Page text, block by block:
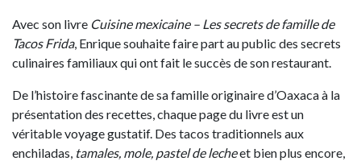
Avec son livre Cuisine mexicaine – Les secrets de famille de
Tacos Frida, Enrique souhaite faire part au public des secrets
culinaires familiaux qui ont fait le succès de son restaurant.
De l’histoire fascinante de sa famille originaire d’Oaxaca à la
présentation des recettes, chaque page du livre est un
véritable voyage gustatif. Des tacos traditionnels aux
enchiladas, tamales, mole, pastel de lecheet bien plus encore,